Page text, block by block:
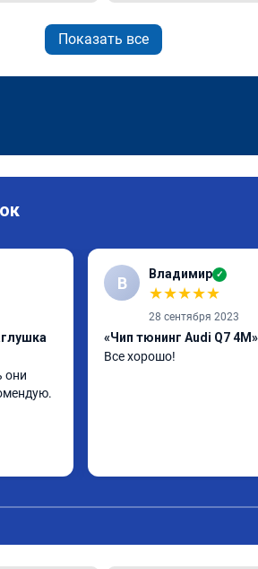
Показать все
они
В Владимир ✓
★★★★★
28 сентября 2023
«Чип тюнинг Audi Q7 4M»
Все хорошо!